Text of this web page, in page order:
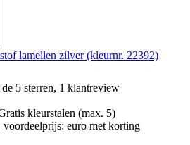
lamellen zilver (kleurnr. 22392)
5 sterren, 1 klantreview
kleurstalen (max. 5)
euro met korting